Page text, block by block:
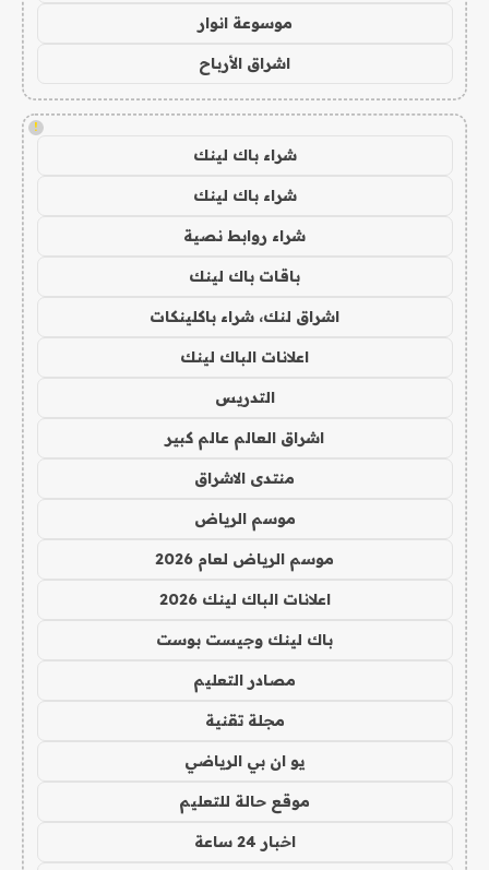
موسوعة انوار
اشراق الأرباح
!
شراء باك لينك
شراء باك لينك
شراء روابط نصية
باقات باك لينك
اشراق لنك، شراء باكلينكات
اعلانات الباك لينك
التدريس
اشراق العالم عالم كبير
منتدى الاشراق
موسم الرياض
موسم الرياض لعام 2026
اعلانات الباك لينك 2026
باك لينك وجيست بوست
مصادر التعليم
مجلة تقنية
يو ان بي الرياضي
موقع حالة للتعليم
اخبار 24 ساعة